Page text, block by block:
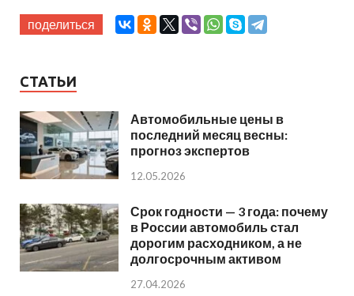
поделиться
СТАТЬИ
Автомобильные цены в
последний месяц весны:
прогноз экспертов
12.05.2026
Срок годности — 3 года: почему
в России автомобиль стал
дорогим расходником, а не
долгосрочным активом
27.04.2026